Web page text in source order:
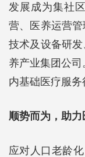
发展成为集社
营、医养运营
技术及设备研
养产业集团公
内基础医疗服务
顺势而为，助
应对人口老龄